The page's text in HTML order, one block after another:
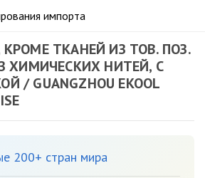
импорта
ТКАНЕЙ ИЗ ТОВ. ПОЗ.
ХИМИЧЕСКИХ НИТЕЙ, С
/ GUANGZHOU EKOOL
200+ стран мира